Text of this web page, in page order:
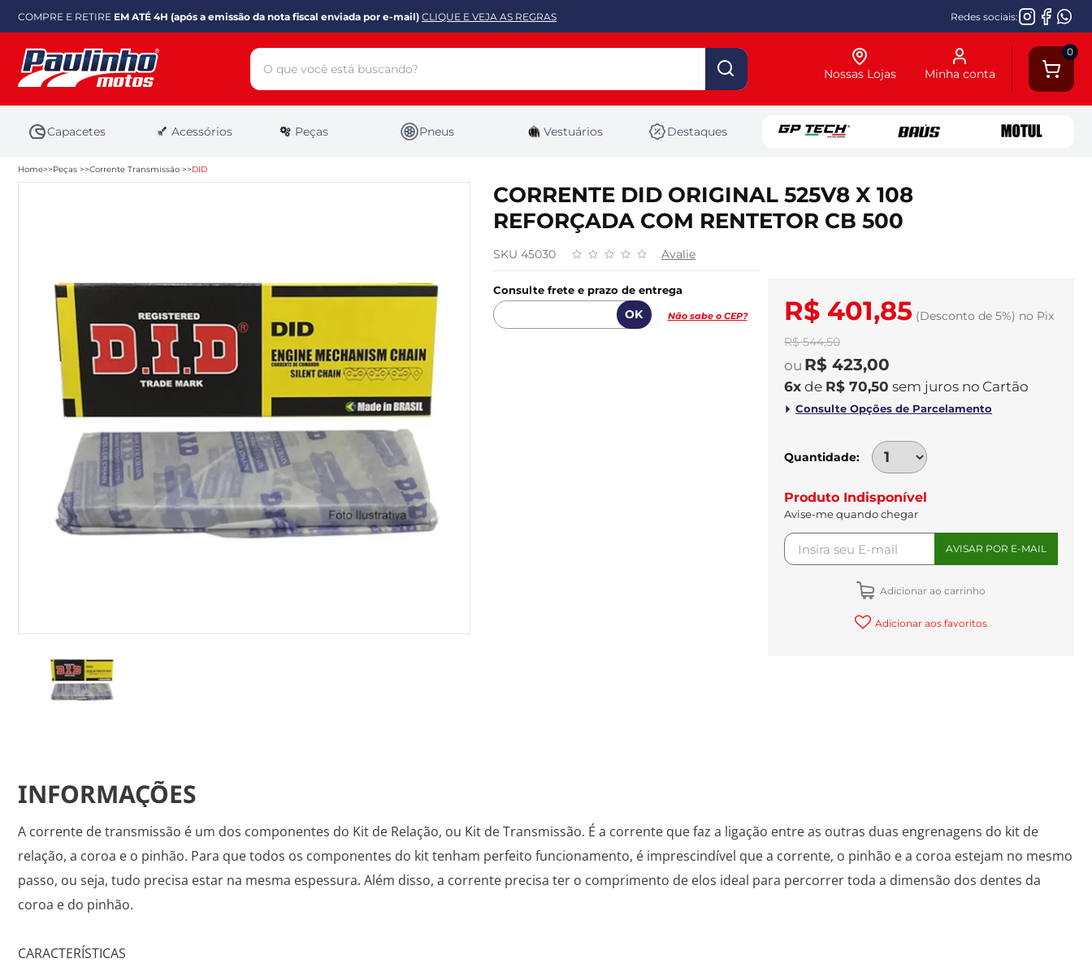
COMPRE E RETIRE EM ATÉ 4H (após a emissão da nota fiscal enviada por e-mail) CLIQUE E VEJA AS REGRAS Redes sociais:
0
Minha conta
Nossas Lojas
Capacetes Acessórios Peças Pneus Vestuários Destaques
Home Peças Corrente Transmissão DID
CORRENTE DID ORIGINAL 525V8 X 108
REFORÇADA COM RENTETOR CB 500
SKU 45030 Avalie
Consulte frete e prazo de entrega
Não sabe o CEP? R$ 401,85 (Desconto de 5%) no Pix
R$ 544,50
R$ 423,00
6x de R$ 70,50 sem juros no
Quantidade
Produto Indisponível
Avise-me quando chegar
Adicionar ao carrinho
Adicionar aos favoritos
INFORMAÇÕES
A corrente de transmissão é um dos componentes do Kit de Relação, ou Kit de Transmissão. É a corrente que faz a ligação entre as outras duas engrenagens do kit de
relação, a coroa e o pinhão. Para que todos os componentes do kit tenham perfeito funcionamento, é imprescindível que a corrente, o pinhão e a coroa estejam no mesmo
passo, ou seja, tudo precisa estar na mesma espessura. Além disso, a corrente precisa ter o comprimento de elos ideal para percorrer toda a dimensão dos dentes da
coroa e do pinhão.
CARACTERÍSTICAS